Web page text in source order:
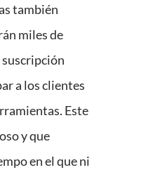
también
miles de
a los clientes
Este
y que
en el que ni